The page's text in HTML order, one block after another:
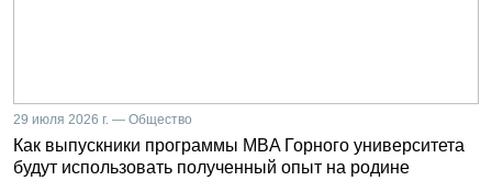
29 июля 2026 г. — Общество
Как выпускники программы MBA Горного университета
будут использовать полученный опыт на родине